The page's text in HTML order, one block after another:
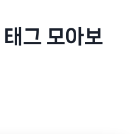
태그 모아보